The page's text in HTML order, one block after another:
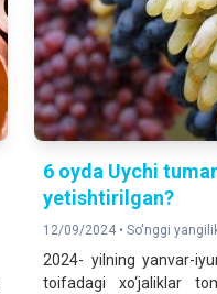
6 oyda Uychi
yetishtirilgan?
12/09/2024 •So'nggi
2024- yilning yanvar-
toifadagi xo‘jaliklar